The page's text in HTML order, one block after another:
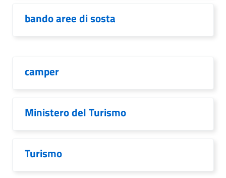
bando aree di sosta
camper
Ministero del Turismo
Turismo